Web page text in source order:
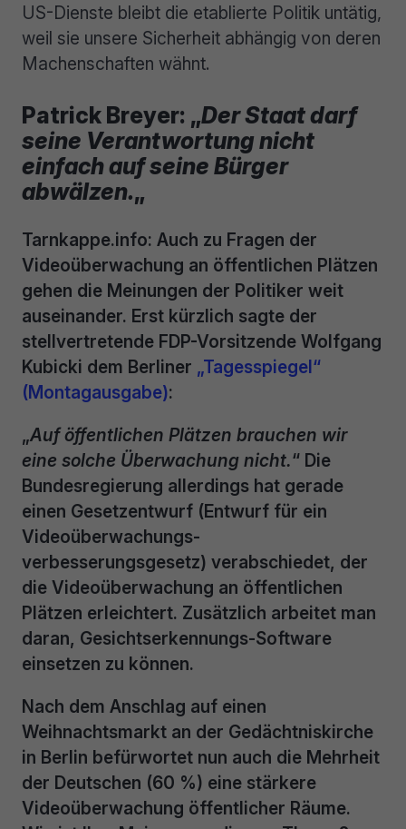
US-Dienste bleibt die etablierte Politik untätig,
weil sie unsere Sicherheit abhängig von deren
Machenschaften wähnt.
Patrick Breyer: „Der Staat darf
seine Verantwortung nicht
einfach auf seine Bürger
abwälzen.„
Tarnkappe.info: Auch zu Fragen der
Videoüberwachung an öffentlichen Plätzen
gehen die Meinungen der Politiker weit
auseinander. Erst kürzlich sagte der
stellvertretende FDP-Vorsitzende Wolfgang
Kubicki dem Berliner „Tagesspiegel“
(Montagausgabe):
„Auf öffentlichen Plätzen brauchen wir
eine solche Überwachung nicht.“ Die
Bundesregierung allerdings hat gerade
einen Gesetzentwurf (Entwurf für ein
Videoüberwachungs-
verbesserungsgesetz) verabschiedet, der
die Videoüberwachung an öffentlichen
Plätzen erleichtert. Zusätzlich arbeitet man
daran, Gesichtserkennungs-Software
einsetzen zu können.
Nach dem Anschlag auf einen
Weihnachtsmarkt an der Gedächtniskirche
in Berlin befürwortet nun auch die Mehrheit
der Deutschen (60 %) eine stärkere
Videoüberwachung öffentlicher Räume.